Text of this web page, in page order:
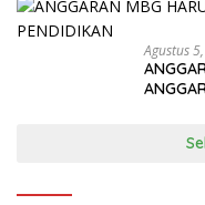
Agustus